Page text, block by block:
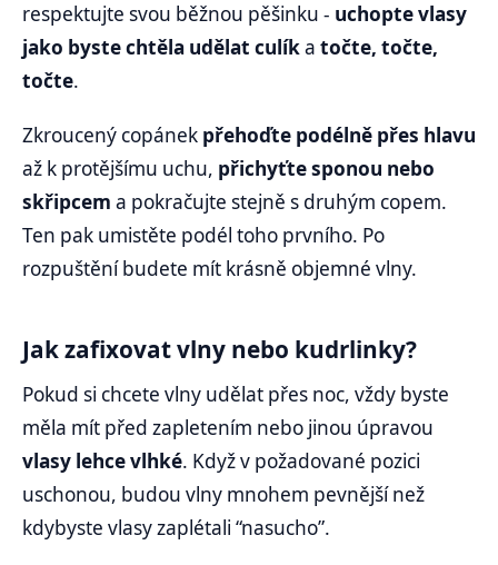
respektujte svou běžnou pěšinku - uchopte vlasy
jako byste chtěla udělat culíka točte, točte,
točte.
Zkroucený copánek přehoďte podélně přes hlavu
až k protějšímu uchu, přichyťte sponou nebo
skřipcem a pokračujte stejně s druhým copem.
Ten pak umistěte podél toho prvního. Po
rozpuštění budete mít krásně objemné vlny.
Jak zafixovat vlny nebo kudrlinky?
Pokud si chcete vlny udělat přes noc, vždy byste
měla mít před zapletením nebo jinou úpravou
vlasy lehce vlhké. Když v požadované pozici
uschonou, budou vlny mnohem pevnější než
kdybyste vlasy zaplétali “nasucho”.